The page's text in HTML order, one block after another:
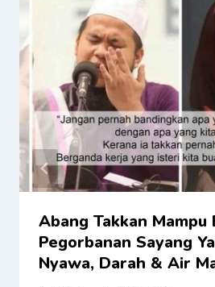
Abang Takkan Mampu
Pegorbanan Sayang
Nyawa, Darah & Air